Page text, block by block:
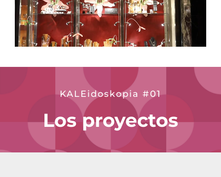
KALEidoskopia #01
Los proyectos